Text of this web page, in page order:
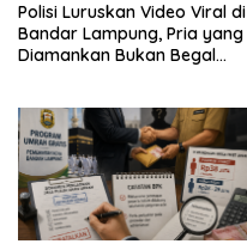
Polisi Luruskan Video Viral di
Bandar Lampung, Pria yang
Diamankan Bukan Begal